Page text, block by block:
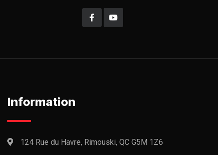
Information
124 Rue du Havre, Rimouski, QC G5M 1Z6